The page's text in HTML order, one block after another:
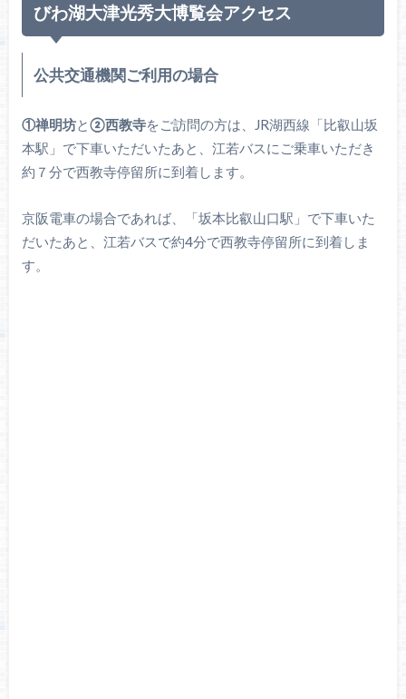
びわ湖大津光秀大博覧会アクセス
公共交通機関ご利用の場合
①禅明坊と②西教寺をご訪問の方は、JR湖西線「比叡山坂
本駅」で下車いただいたあと、江若バスにご乗車いただき
約７分で西教寺停留所に到着します。
京阪電車の場合であれば、「坂本比叡山口駅」で下車いた
だいたあと、江若バスで約4分で西教寺停留所に到着しま
す。